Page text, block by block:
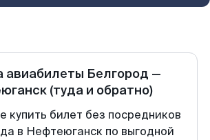
авиабилеты Белгород —
(туда и обратно)
купить билет без посредников
в Нефтеюганск по выгодной